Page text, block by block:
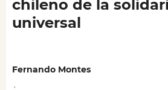
chileno de la
universal
Fernando Montes